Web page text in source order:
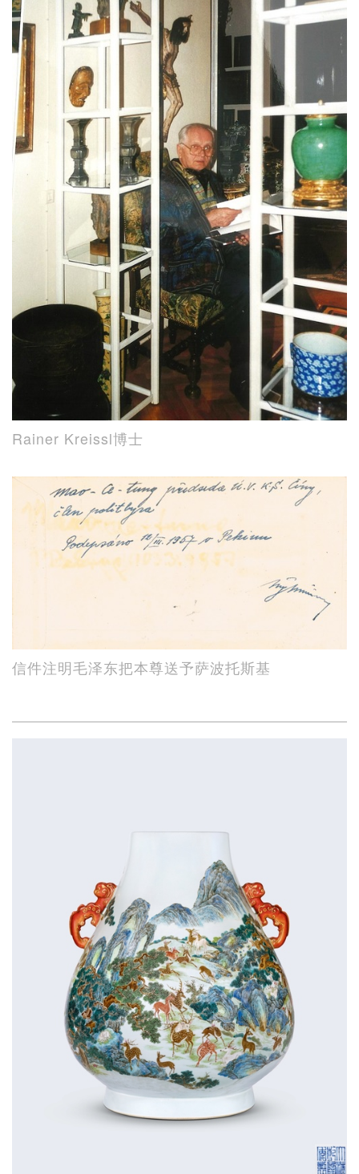
Rainer Kreissl博士
信件注明毛泽东把本尊送予萨波托斯基